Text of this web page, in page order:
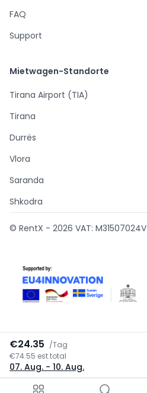
€24.35 /Tag
€74.55 est.total
07. Aug. - 10. Aug.
FAQ
Support
Mietwagen-Standorte
Tirana Airport (TIA)
Tirana
Durrës
Vlora
Saranda
Shkodra
© RentX - 2026 VAT: M31507024V